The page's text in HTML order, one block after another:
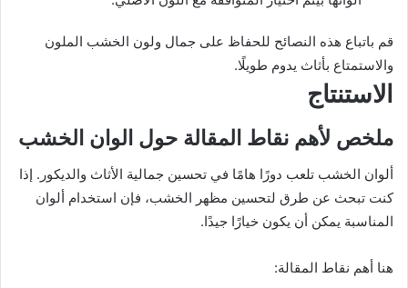
قم باتباع هذه النصائح للحفاظ على جمال ولون الخشب الملون
والاستمتاع بأثاث يدوم طويلًا.
الاستنتاج
ملخص لأهم نقاط المقالة حول الوان الخشب
ألوان الخشب تلعب دورًا هامًا في تحسين جمالية الأثاث والديكور. إذا
كنت تبحث عن طرق لتحسين مظهر الخشب، فإن استخدام ألوان
المناسبة يمكن أن يكون خيارًا جيدًا.
هنا أهم نقاط المقالة: